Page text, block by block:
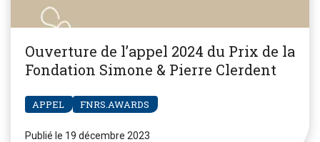
Ouverture de l’appel 2024 du Prix de la
Fondation Simone & Pierre Clerdent
APPEL FNRS.AWARDS
Publié le 19 décembre 2023